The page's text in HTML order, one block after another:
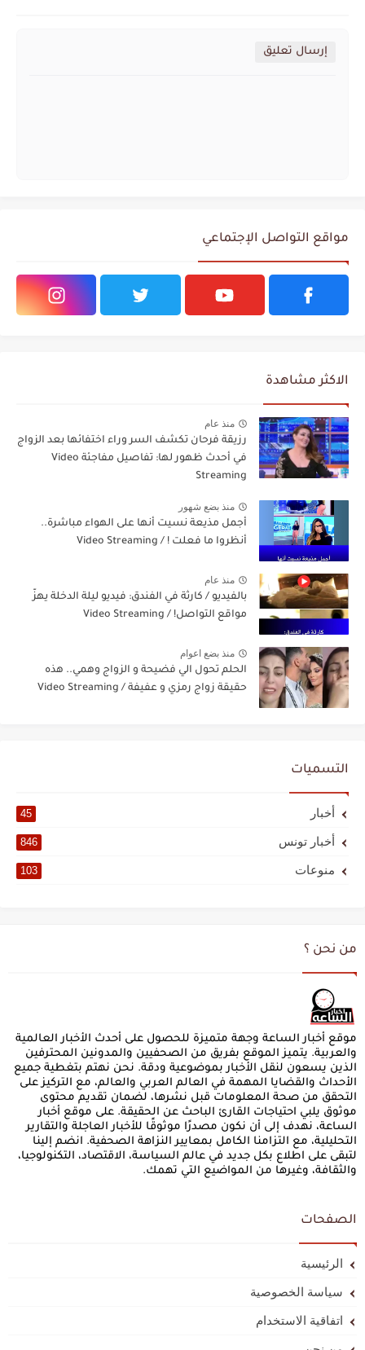
إرسال تعليق
مواقع التواصل الإجتماعي
الاكثر مشاهدة
منذ عام
رزيقة فرحان تكشف السر وراء اختفائها بعد الزواج
في أحدث ظهور لها: تفاصيل مفاجئة Video
Streaming
منذ بضع شهور
أجمل مذيعة نسيت أنها على الهواء مباشرة..
أنظروا ما فعلت ! / Video Streaming
منذ عام
بالفيديو / كارثة في الفندق: فيديو ليلة الدخلة يهزّ
مواقع التواصل! / Video Streaming
منذ بضع اعوام
الحلم تحول الي فضيحة و الزواج وهمي.. هذه
حقيقة زواج رمزي و عفيفة / Video Streaming
التسميات
أخبار 45
أخبار تونس 846
منوعات 103
من نحن ؟
موقع أخبار الساعة وجهة متميزة للحصول على أحدث الأخبار العالمية
والعربية. يتميز الموقع بفريق من الصحفيين والمدونين المحترفين
الذين يسعون لنقل الأخبار بموضوعية ودقة. نحن نهتم بتغطية جميع
الأحداث والقضايا المهمة في العالم العربي والعالم، مع التركيز على
التحقق من صحة المعلومات قبل نشرها، لضمان تقديم محتوى
موثوق يلبي احتياجات القارئ الباحث عن الحقيقة. على موقع أخبار
الساعة، نهدف إلى أن نكون مصدرًا موثوقًا للأخبار العاجلة والتقارير
التحليلية، مع التزامنا الكامل بمعايير النزاهة الصحفية. انضم إلينا
لتبقى على اطلاع بكل جديد في عالم السياسة، الاقتصاد، التكنولوجيا،
والثقافة، وغيرها من المواضيع التي تهمك.
الصفحات
الرئيسية
سياسة الخصوصية
اتفاقية الاستخدام